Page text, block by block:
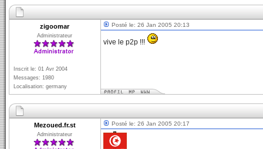
zigoomar
Administrateur
Inscrit le: 01 Avr 2004
Messages: 1980
Localisation: germany
Posté le: 26 Jan 2005 20:13
vive le p2p !!!
Mezoued.fr.st
Administrateur
Posté le: 26 Jan 2005 20:17